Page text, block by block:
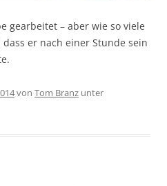
gearbeitet – aber wie so viele
er nach einer Stunde sein
von Tom Branz unter